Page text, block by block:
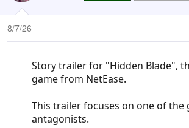
8/7/26
Story trailer for "Hidden Blade",
game from NetEase.
This trailer focuses on one of the
antagonists.